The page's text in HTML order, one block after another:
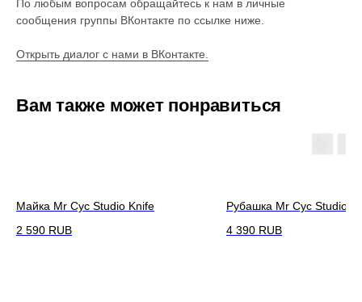
По любым вопросам обращайтесь к нам в личные
сообщения группы ВКонтакте по ссылке ниже.
Открыть диалог с нами в ВКонтакте.
Вам также может понравиться
Майка Mr Cyc Studio Knife
2 590 RUB
Рубашка Mr Cyc Studio
4 390 RUB